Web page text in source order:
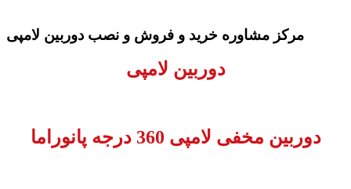
مرکز مشاوره خرید و فروش و نصب دوربین لامپی
دوربین لامپی
دوربین مخفی لامپی 360 درجه پانوراما